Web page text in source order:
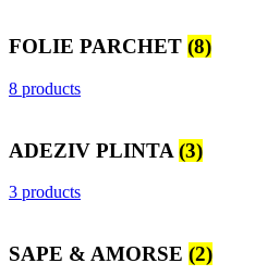
FOLIE PARCHET (8)
8 products
ADEZIV PLINTA (3)
3 products
SAPE & AMORSE (2)